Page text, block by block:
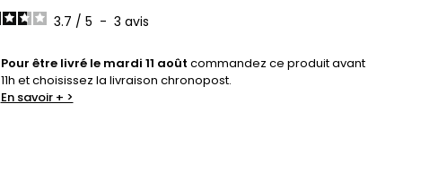
3.7 / 5 - 3 avis
Pour être livré le mardi 11 août commandez ce produit avant
11h et choisissez la livraison chronopost.
En savoir + >